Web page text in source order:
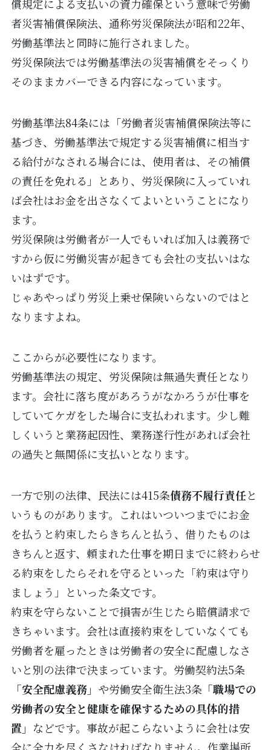
償規定による支払いの資力確保という意味で労働
者災害補償保険法、通称労災保険法が昭和22年、
労働基準法と同時に施行されました。
労災保険法では労働基準法の災害補償をそっくり
そのままカバーできる内容になっています。
労働基準法84条には「労働者災害補償保険法等に
基づき、労働基準法で規定する災害補償に相当す
る給付がなされる場合には、使用者は、その補償
の責任を免れる」とあり、労災保険に入っていれ
ば会社はお金を出さなくてよいということになり
ます。
労災保険は労働者が一人でもいれば加入は義務で
すから仮に労働災害が起きても会社の支払いはな
いはずです。
じゃあやっぱり労災上乗せ保険いらないのではと
なりますよね。
ここからが必要性になります。
労働基準法の規定、労災保険は無過失責任となり
ます。会社に落ち度があろうがなかろうが仕事を
していてケガをした場合に支払われます。少し難
しくいうと業務起因性、業務遂行性があれば会社
の過失と無関係に支払いとなります。
一方で別の法律、民法には415条債務不履行責任と
いうものがあります。これはいついつまでにお金
を払うと約束したらきちんと払う、借りたものは
きちんと返す、頼まれた仕事を期日までに終わらせ
る約束をしたらそれを守るといった「約束は守り
ましょう」といった条文です。
約束を守らないことで損害が生じたら賠償請求で
きちゃいます。会社は直接約束をしていなくても
労働者を雇ったときは労働者の安全に配慮しなさ
いと別の法律で決まっています。労働契約法5条
「安全配慮義務」 や労働安全衛生法3条「職場での
労働者の安全と健康を確保するための具体的措
置」 などです。事故が起こらないように会社は安